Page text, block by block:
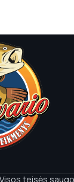
Visos teisės